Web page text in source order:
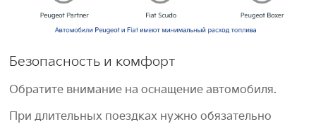
Безопасность и комфорт
Обратите внимание на оснащение автомобиля.
При длительных поездках нужно обязательно